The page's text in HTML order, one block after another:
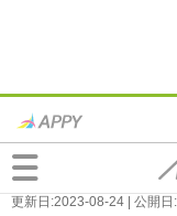
何もないのに
関節症？つま
更新日:2023-08-24 | 公開